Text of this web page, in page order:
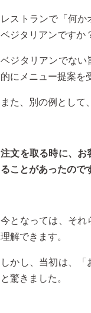
レストランで「何
ベジタリアンですか
ベジタリアンでない
的にメニュー提案を
また、別の例として
注文を取る時に、お
ることがあったので
今となっては、それ
理解できます。
しかし、当初は、「
と驚きました。